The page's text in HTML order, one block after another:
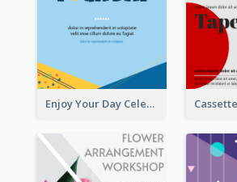
Enjoy Your Day Celebration Flyer